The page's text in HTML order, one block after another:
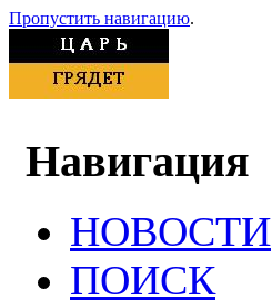
Пропустить навигацию.
Навигация
НОВОСТИ
ПОИСК